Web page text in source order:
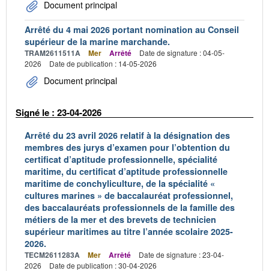
Document principal
Arrêté du 4 mai 2026 portant nomination au Conseil
supérieur de la marine marchande.
TRAM2611511A Mer Arrêté
Date de signature : 04-05-
2026
Date de publication : 14-05-2026
Document principal
Signé le : 23-04-2026
Arrêté du 23 avril 2026 relatif à la désignation des
membres des jurys d’examen pour l’obtention du
certificat d’aptitude professionnelle, spécialité
maritime, du certificat d’aptitude professionnelle
maritime de conchyliculture, de la spécialité «
cultures marines » de baccalauréat professionnel,
des baccalauréats professionnels de la famille des
métiers de la mer et des brevets de technicien
supérieur maritimes au titre l’année scolaire 2025-
2026.
TECM2611283A Mer Arrêté
Date de signature : 23-04-
2026
Date de publication : 30-04-2026